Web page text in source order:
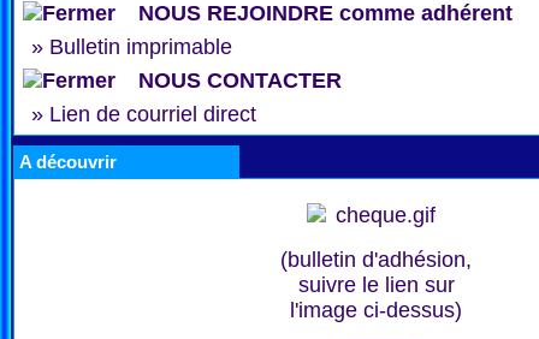
NOUS REJOINDRE comme adhérent
» Bulletin imprimable
NOUS CONTACTER
» Lien de courriel direct
A découvrir
(bulletin d'adhésion,
suivre le lien sur
l'image ci-dessus)